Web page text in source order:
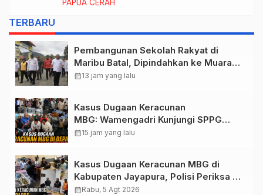
PAPUA CERAH
Pembangunan dan Layanan Publik
TERBARU
Pembangunan Sekolah Rakyat di
Maribu Batal, Dipindahkan ke Muara
Tami, Ini Sebabnya
calendar_month13 jam yang lalu
Kasus Dugaan Keracunan
MBG: Wamengadri Kunjungi SPPG
Yayasan KIS Papua, Ini yang
calendar_month15 jam yang lalu
Kasus Dugaan Keracunan MBG di
Kabupaten Jayapura, Polisi Periksa 30
Orang Saksi
calendar_monthRabu, 5 Agt 2026